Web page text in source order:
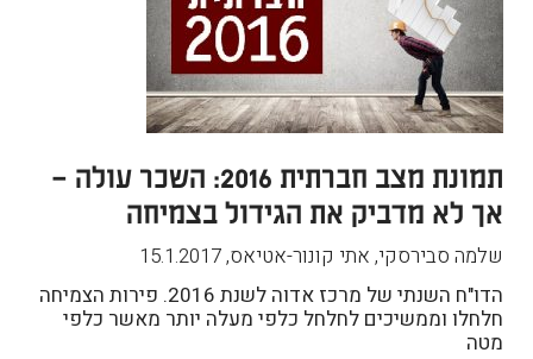
תמונת מצב חברתית 2016: השכר עולה –
אך לא מדביק את הגידול בצמיחה
שלמה סבירסקי, אתי קונור-אטיאס,
15.1.2017
הדו"ח השנתי של מרכז אדוה לשנת 2016. פירות הצמיחה
חלחלו וממשיכים לחלחל כלפי מעלה יותר מאשר כלפי
מטה